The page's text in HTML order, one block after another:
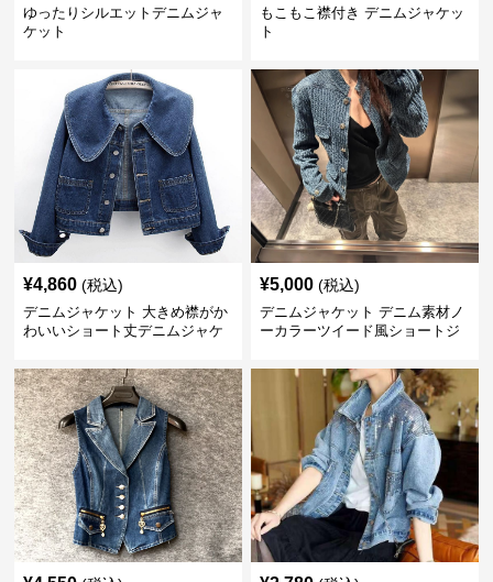
ゆったりシルエットデニムジャ
ケット
もこもこ襟付き デニムジャケッ
ト
¥4,860 (税込)
デニムジャケット 大きめ襟がか
わいいショート丈デニムジャケ
¥5,000 (税込)
デニムジャケット デニム素材ノ
ーカラーツイード風ショートジ